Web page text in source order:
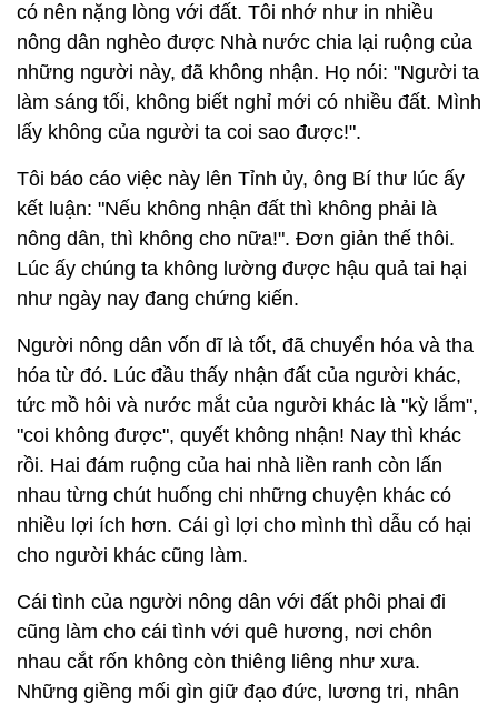
có nên nặng lòng với đất. Tôi nhớ như in nhiều
nông dân nghèo được Nhà nước chia lại ruộng của
những người này, đã không nhận. Họ nói: "Người ta
làm sáng tối, không biết nghỉ mới có nhiều đất. Mình
lấy không của người ta coi sao được!".
Tôi báo cáo việc này lên Tỉnh ủy, ông Bí thư lúc ấy
kết luận: "Nếu không nhận đất thì không phải là
nông dân, thì không cho nữa!". Đơn giản thế thôi.
Lúc ấy chúng ta không lường được hậu quả tai hại
như ngày nay đang chứng kiến.
Người nông dân vốn dĩ là tốt, đã chuyển hóa và tha
hóa từ đó. Lúc đầu thấy nhận đất của người khác,
tức mồ hôi và nước mắt của người khác là "kỳ lắm",
"coi không được", quyết không nhận! Nay thì khác
rồi. Hai đám ruộng của hai nhà liền ranh còn lấn
nhau từng chút huống chi những chuyện khác có
nhiều lợi ích hơn. Cái gì lợi cho mình thì dẫu có hại
cho người khác cũng làm.
Cái tình của người nông dân với đất phôi phai đi
cũng làm cho cái tình với quê hương, nơi chôn
nhau cắt rốn không còn thiêng liêng như xưa.
Những giềng mối gìn giữ đạo đức, lương tri, nhân